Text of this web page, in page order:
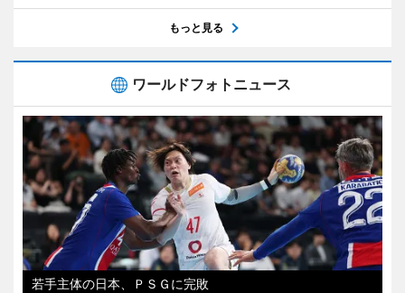
もっと見る
ワールドフォトニュース
若手主体の日本、ＰＳＧに完敗